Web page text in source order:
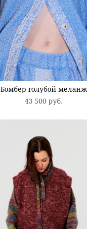
Бомбер голубой меланж
43 500 pуб.